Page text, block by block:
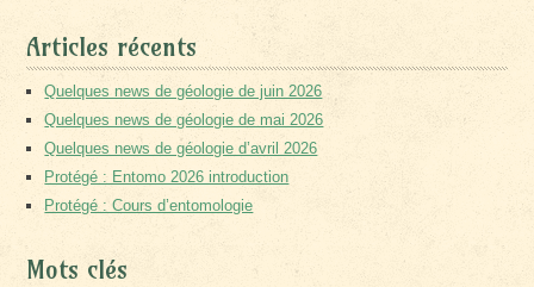
Articles récents
Quelques news de géologie de juin 2026
Quelques news de géologie de mai 2026
Quelques news de géologie d’avril 2026
Protégé : Entomo 2026 introduction
Protégé : Cours d’entomologie
Mots clés